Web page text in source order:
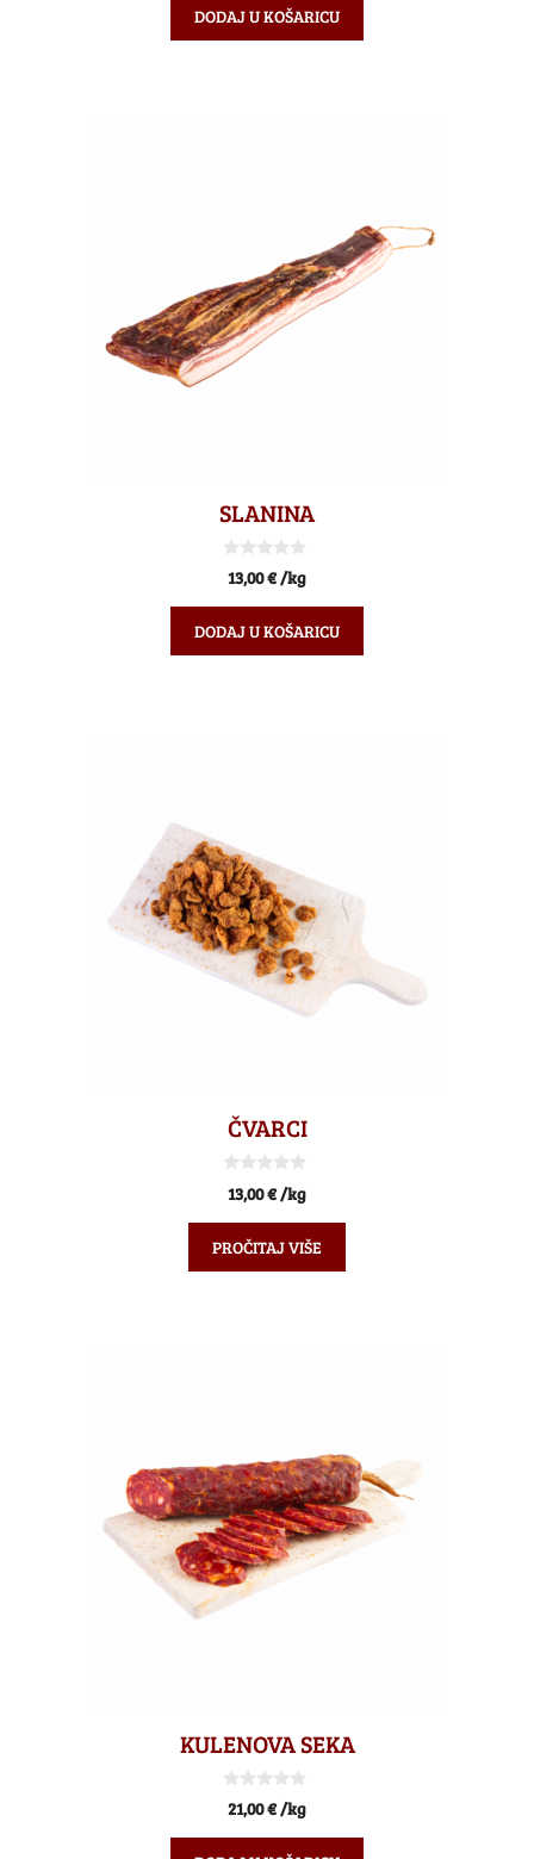
DODAJ U KOŠARICU
SLANINA
0
o13,00€/kg
DODAJ U KOŠARICU
ČVARCI
o13,00€/kg
PROČITAJ VIŠE
KULENOVA SEKA
0
o21,00€/kg